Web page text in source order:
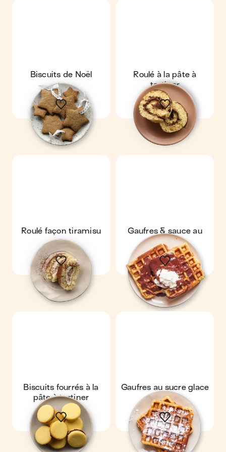
Biscuits de Noël
Roulé à la pâte à
tartiner
Roulé façon tiramisu
Gaufres & sauce au
chocolat
Biscuits fourrés à la
pâte à tartiner
Gaufres au sucre glace